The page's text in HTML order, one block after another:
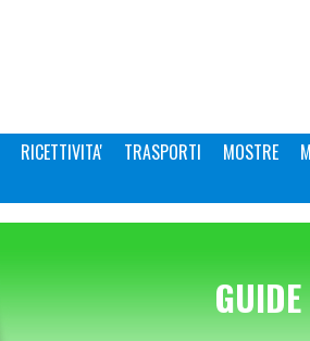
RICETTIVITA' TRASPORTI MOSTRE